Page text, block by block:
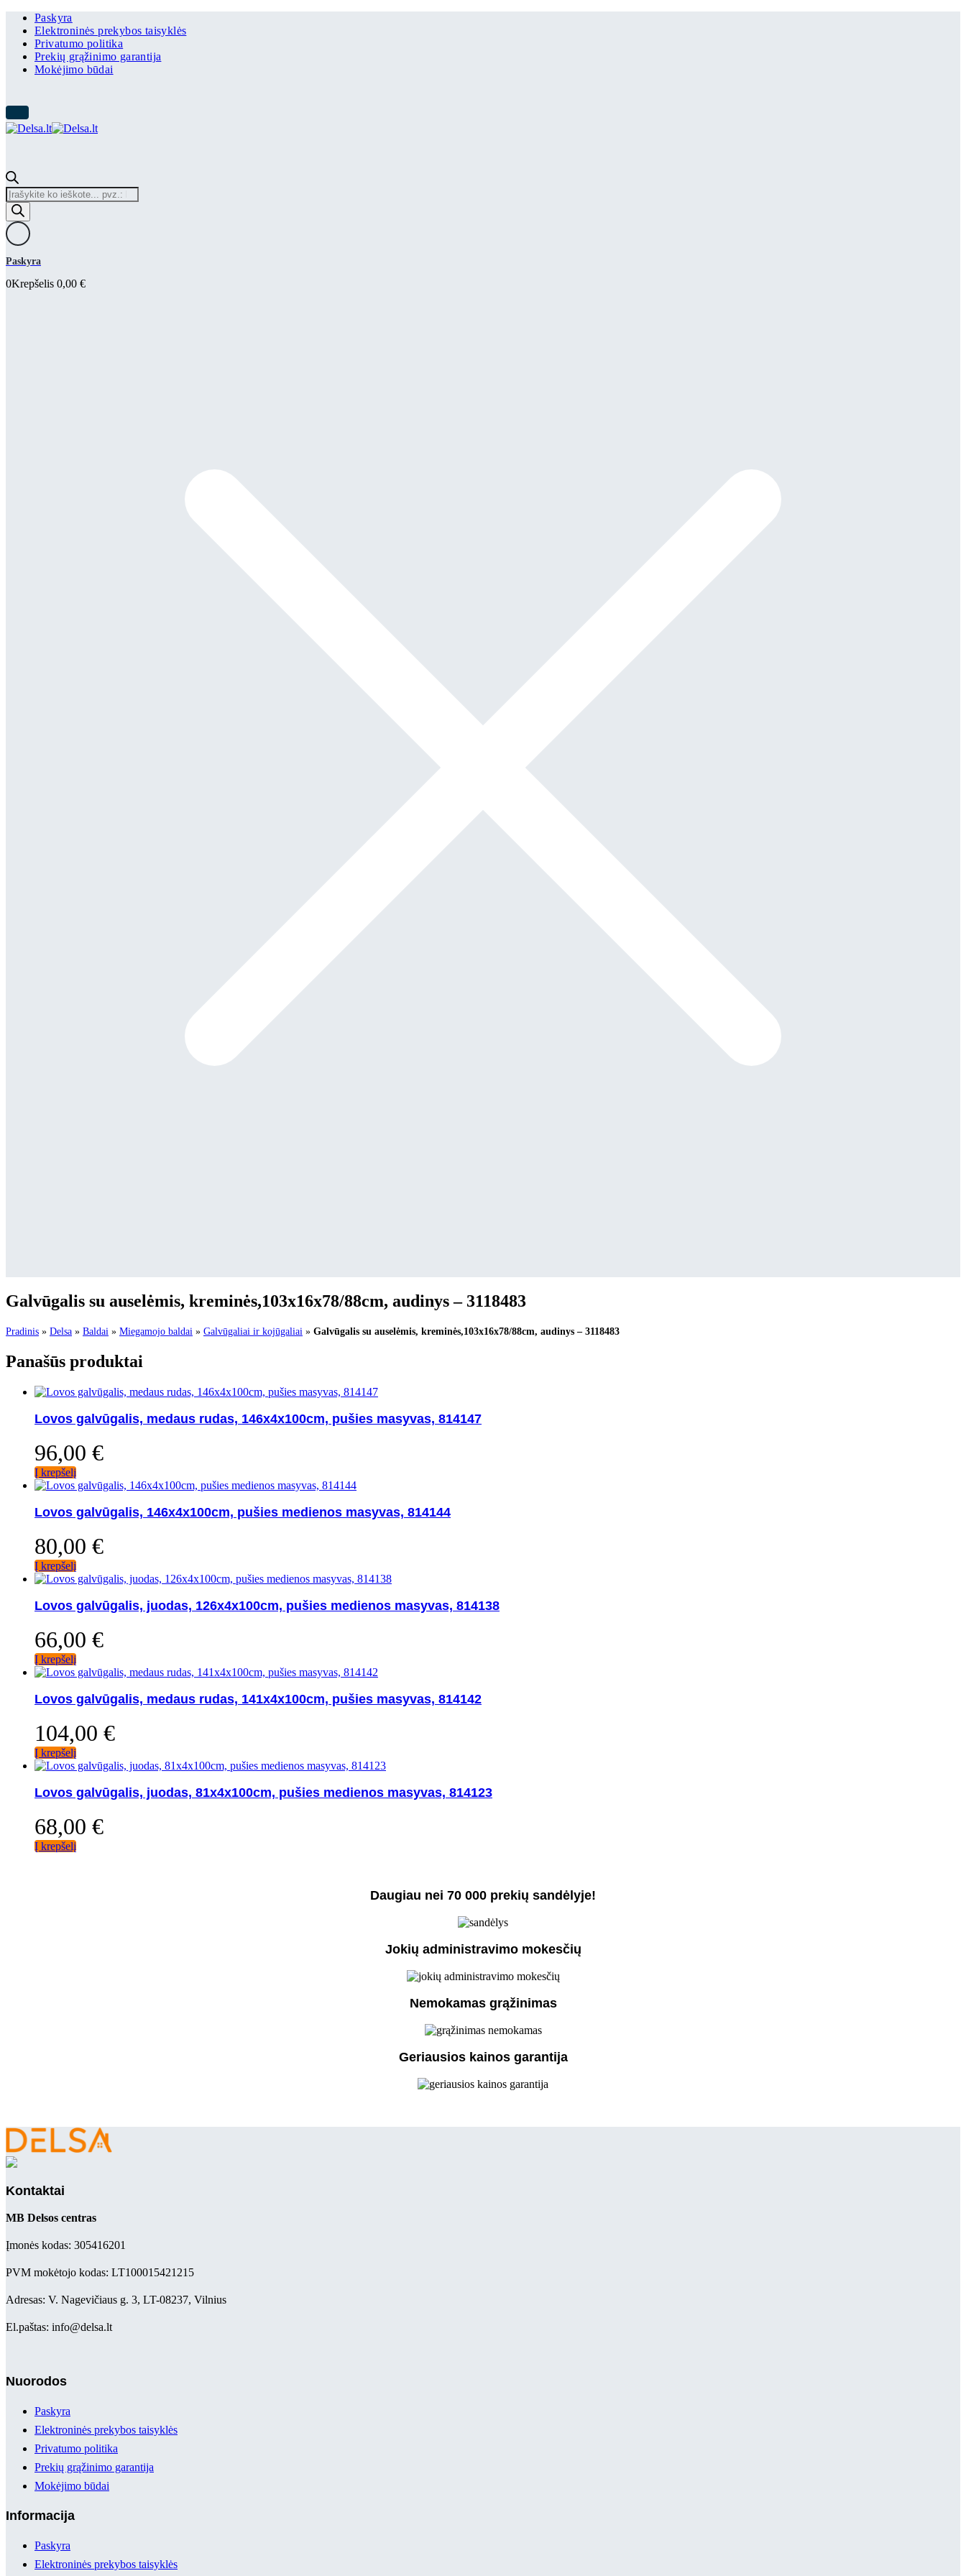
Paskyra
Elektroninės prekybos taisyklės
Privatumo politika
Prekių grąžinimo garantija
Mokėjimo būdai
Products
search
Paskyra
0Krepšelis 0,00 €
Galvūgalis su auselėmis, kreminės,103x16x78/88cm, audinys – 3118483
Pradinis » Delsa » Baldai » Miegamojo baldai » Galvūgaliai ir kojūgaliai » Galvūgalis su auselėmis, kreminės,103x16x78/88cm, audinys – 3118483
Panašūs produktai
Lovos galvūgalis, medaus rudas, 146x4x100cm, pušies masyvas, 814147
96,00 €
Į krepšelį
Lovos galvūgalis, 146x4x100cm, pušies medienos masyvas, 814144
80,00 €
Į krepšelį
Lovos galvūgalis, juodas, 126x4x100cm, pušies medienos masyvas, 814138
66,00 €
Į krepšelį
Lovos galvūgalis, medaus rudas, 141x4x100cm, pušies masyvas, 814142
104,00 €
Į krepšelį
Lovos galvūgalis, juodas, 81x4x100cm, pušies medienos masyvas, 814123
68,00 €
Į krepšelį
Daugiau nei 70 000 prekių sandėlyje!
Jokių administravimo mokesčių
Nemokamas grąžinimas
Geriausios kainos garantija
Kontaktai
MB Delsos centras
Įmonės kodas: 305416201
PVM mokėtojo kodas: LT100015421215
Adresas: V. Nagevičiaus g. 3, LT-08237, Vilnius
El.paštas: info@delsa.lt
Nuorodos
Paskyra
Elektroninės prekybos taisyklės
Privatumo politika
Prekių grąžinimo garantija
Mokėjimo būdai
Informacija
Paskyra
Elektroninės prekybos taisyklės